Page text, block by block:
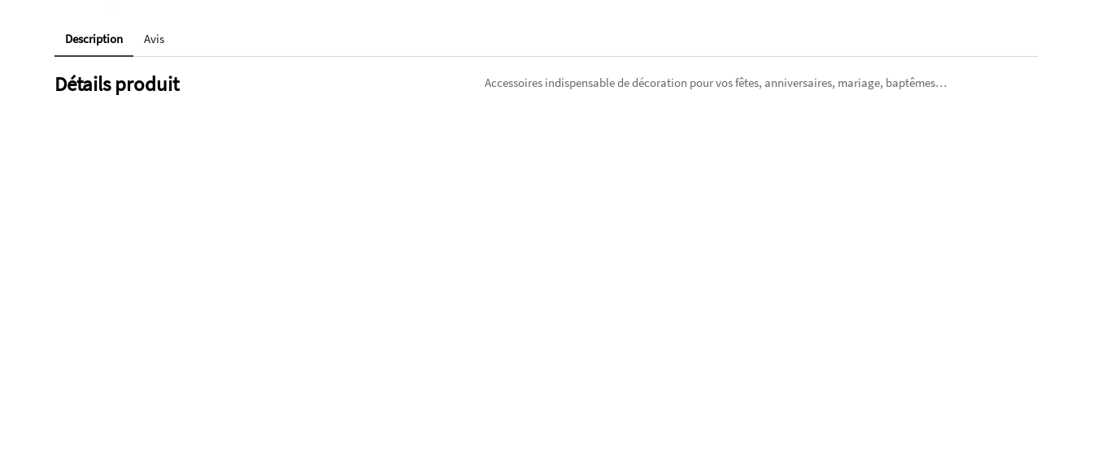
Description Avis
Détails produit Accessoires indispensable de décoration pour vos fêtes, anniversaires, mariage, baptêmes…